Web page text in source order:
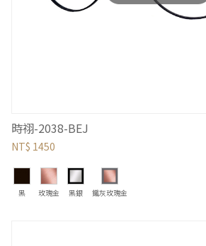
時祤-2038-BEJ
NT$ 1450
黑 玫瑰金 黑銀 鐵灰玫瑰金